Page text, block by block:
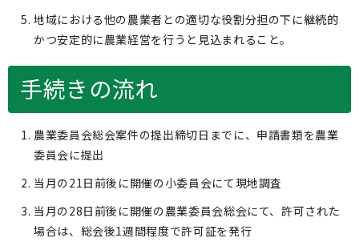
地域における他の農業者との適切な役割分担の下に継続的
かつ安定的に農業経営を行うと見込まれること。
手続きの流れ
農業委員会総会案件の提出締切日までに、申請書類を農業
委員会に提出
当月の21日前後に開催の小委員会にて現地調査
当月の28日前後に開催の農業委員会総会にて、許可された
場合は、総会後1週間程度で許可証を発行